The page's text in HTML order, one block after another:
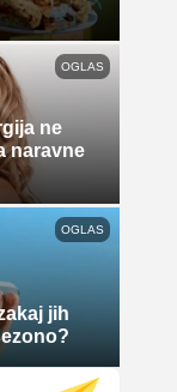
OGLAS
ne
naravne
OGLAS
jih